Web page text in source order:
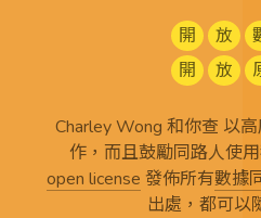
開 放
開
放
Charley Wong 和你查 以
作，而且鼓勵同路人使
open license 發佈所有數據
出處，都可以